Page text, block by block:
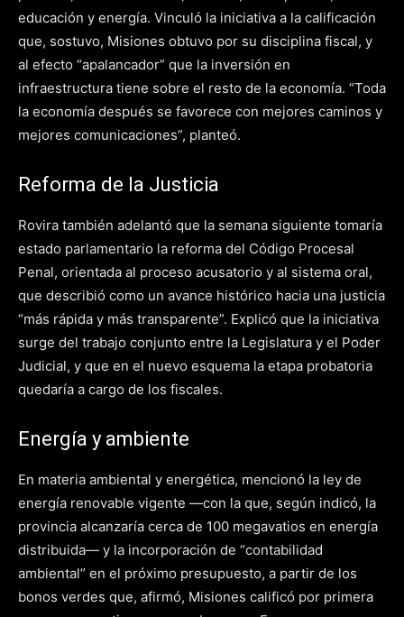
educación y energía. Vinculó la iniciativa a la calificación
que, sostuvo, Misiones obtuvo por su disciplina fiscal, y
al efecto “apalancador” que la inversión en
infraestructura tiene sobre el resto de la economía. “Toda
la economía después se favorece con mejores caminos y
mejores comunicaciones”, planteó.
Reforma de la Justicia
Rovira también adelantó que la semana siguiente tomaría
estado parlamentario la reforma del Código Procesal
Penal, orientada al proceso acusatorio y al sistema oral,
que describió como un avance histórico hacia una justicia
“más rápida y más transparente”. Explicó que la iniciativa
surge del trabajo conjunto entre la Legislatura y el Poder
Judicial, y que en el nuevo esquema la etapa probatoria
quedaría a cargo de los fiscales.
Energía y ambiente
En materia ambiental y energética, mencionó la ley de
energía renovable vigente —con la que, según indicó, la
provincia alcanzaría cerca de 100 megavatios en energía
distribuida— y la incorporación de “contabilidad
ambiental” en el próximo presupuesto, a partir de los
bonos verdes que, afirmó, Misiones calificó por primera